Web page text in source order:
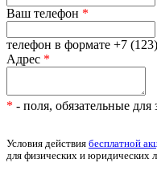
Ваш телефон *
телефон в формате +7
Адрес *
* - поля, обязательные для
Условия действия бесплатной
для физических и юридических